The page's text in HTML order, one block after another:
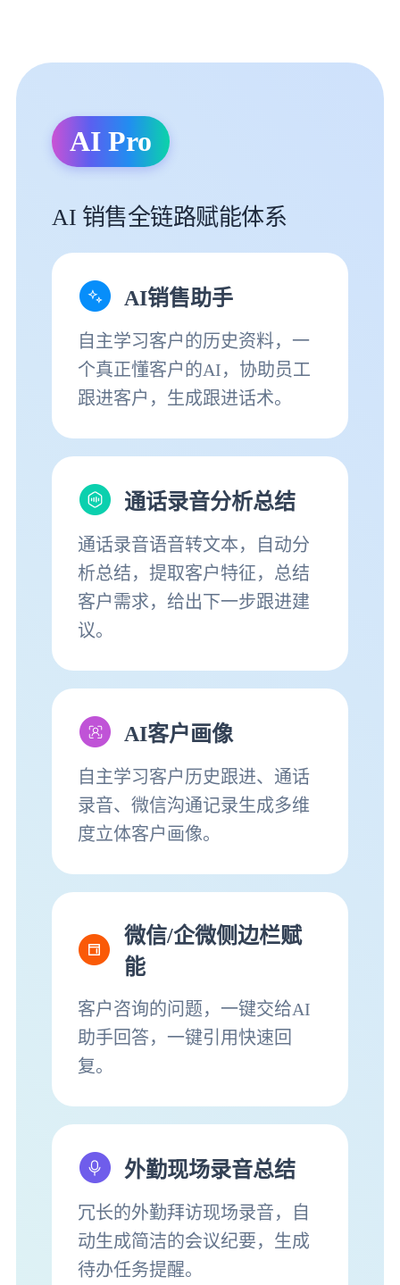
AI Pro
AI 销售全链路赋能体系
AI销售助手
自主学习客户的历史资料，一
个真正懂客户的AI，协助员工
跟进客户，生成跟进话术。
通话录音分析总结
通话录音语音转文本，自动分
析总结，提取客户特征，总结
客户需求，给出下一步跟进建
议。
AI客户画像
自主学习客户历史跟进、通话
录音、微信沟通记录生成多维
度立体客户画像。
微信/企微侧边栏赋
能
客户咨询的问题，一键交给AI
助手回答，一键引用快速回
复。
外勤现场录音总结
冗长的外勤拜访现场录音，自
动生成简洁的会议纪要，生成
待办任务提醒。